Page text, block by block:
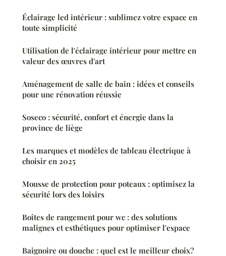
Éclairage led intérieur : sublimez votre espace en
toute simplicité
Utilisation de l'éclairage intérieur pour mettre en
valeur des œuvres d'art
Aménagement de salle de bain : idées et conseils
pour une rénovation réussie
Soseco : sécurité, confort et énergie dans la
province de liège
Les marques et modèles de tableau électrique à
choisir en 2025
Mousse de protection pour poteaux : optimisez la
sécurité lors des loisirs
Boîtes de rangement pour wc : des solutions
malignes et esthétiques pour optimiser l'espace
Baignoire ou douche : quel est le meilleur choix?